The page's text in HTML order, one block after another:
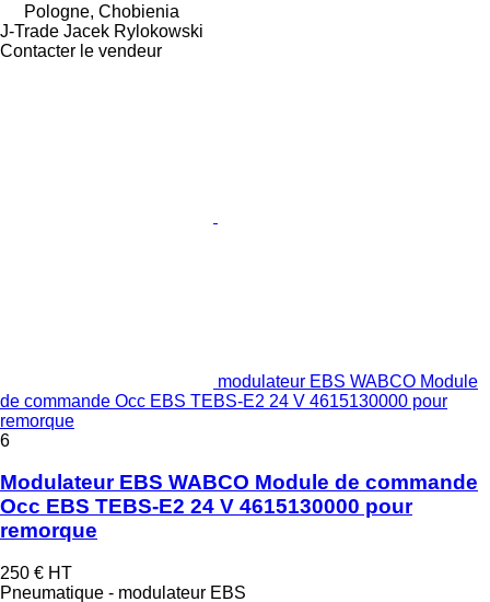
Pologne, Chobienia
J-Trade Jacek Rylokowski
Contacter le vendeur
modulateur EBS WABCO Module
de commande Occ EBS TEBS-E2 24 V 4615130000 pour
remorque
6
Modulateur EBS WABCO Module de commande
Occ EBS TEBS-E2 24 V 4615130000 pour
remorque
250 € HT
Pneumatique - modulateur EBS